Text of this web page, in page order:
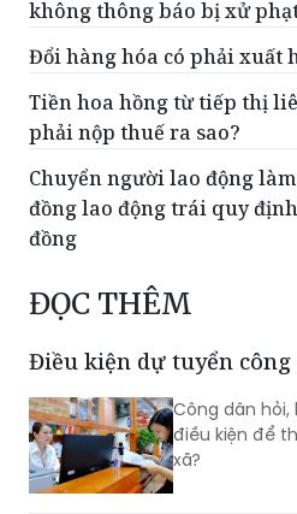
phải nộp thuế ra sao?
Chuyển người lao động làm
đồng lao động trái quy
đồng
ĐỌC THÊM
Điều kiện dự tuyển công
Công dân
điều kiện để
xã?
Có được bảo lưu thành